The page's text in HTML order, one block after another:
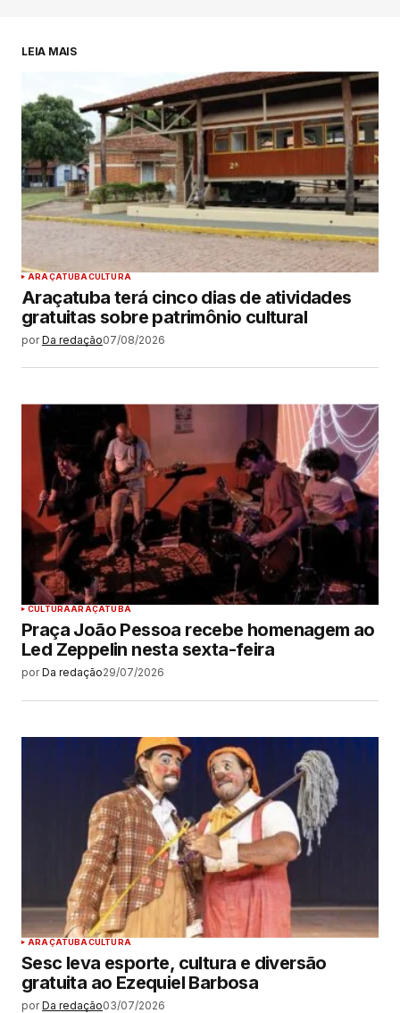
LEIA MAIS
ARAÇATUBACULTURA
Araçatuba terá cinco dias de atividades
gratuitas sobre patrimônio cultural
por Da redação07/08/2026
CULTURAARAÇATUBA
Praça João Pessoa recebe homenagem ao
Led Zeppelin nesta sexta-feira
por Da redação29/07/2026
ARAÇATUBACULTURA
Sesc leva esporte, cultura e diversão
gratuita ao Ezequiel Barbosa
por Da redação03/07/2026